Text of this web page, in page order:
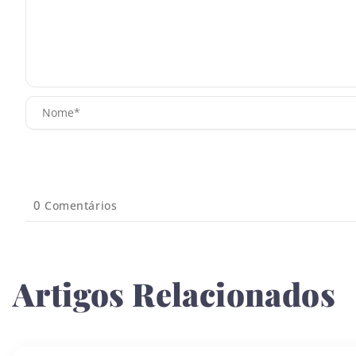
0 Comentários
Artigos Relacionados